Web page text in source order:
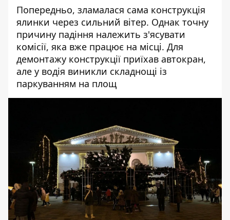
Попередньо, зламалася сама конструкція
ялинки через сильний вітер. Однак точну
причину падіння належить з'ясувати
комісії, яка вже працює на місці. Для
демонтажу конструкції приїхав автокран,
але у водія виникли складнощі із
паркуванням на площ